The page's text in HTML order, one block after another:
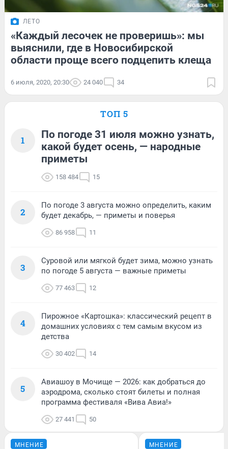
ЛЕТО
«Каждый лесочек не проверишь»: мы
выяснили, где в Новосибирской
области проще всего подцепить клеща
6 июля, 2020, 20:30 24 040 34
ТОП 5
1
По погоде 31 июля можно узнать,
какой будет осень, — народные
приметы
158 484 15
2
По погоде 3 августа можно определить, каким
будет декабрь, — приметы и поверья
86 958 11
3
Суровой или мягкой будет зима, можно узнать
по погоде 5 августа — важные приметы
77 463 12
4
Пирожное «Картошка»: классический рецепт в
домашних условиях с тем самым вкусом из
детства
30 402 14
5
Авиашоу в Мочище — 2026: как добраться до
аэродрома, сколько стоят билеты и полная
программа фестиваля «Вива Авиа!»
27 441 50
МНЕНИЕ МНЕНИЕ